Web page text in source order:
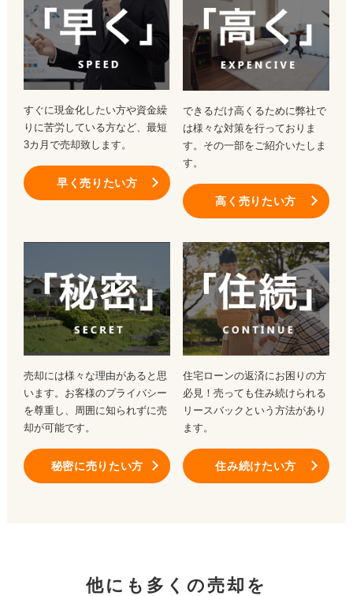
すぐに現金化したい方や資金繰
りに苦労している方など、最短
3カ月で売却致します。
早く売りたい方
できるだけ高くるために弊社で
は様々な対策を行っておりま
す。その一部をご紹介いたしま
す。
高く売りたい方
売却には様々な理由があると思
います。お客様のプライバシー
を尊重し、周囲に知られずに売
却が可能です。
秘密に売りたい方
住宅ローンの返済にお困りの方
必見！売っても住み続けられる
リースバックという方法があり
ます。
住み続けたい方
他にも多くの売却を